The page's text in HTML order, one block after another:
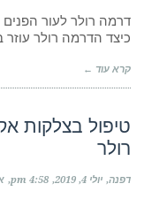
דרמה רולר לעור
כיצד הדרמה רולר
קרא עוד ←
טיפול בצלקות
רולר
דפנה יולי 4, 2019 4:58 pm